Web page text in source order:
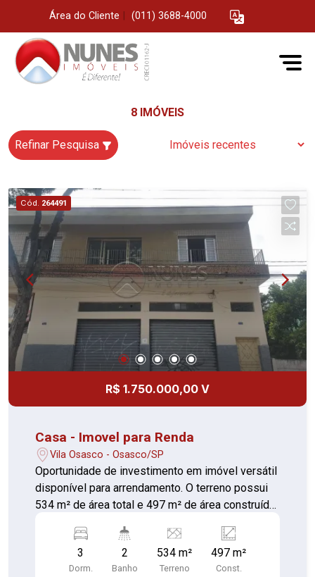
Área do Cliente (011) 3688-4000
8 IMÓVEIS
Refinar Pesquisa
Cód. 264491
R$ 1.750.000,00 V
Casa - Imovel para Renda
Vila Osasco - Osasco/SP
Oportunidade de investimento em imóvel versátil
disponível para arrendamento. O terreno possui
534 m² de área total e 497 m² de área construída,
sobrados independentes, cada um com 2
dormitórios, sala, cozinha, banheiro e sacada. Um
salão comercial frontal. Uma casa de fundos com
3
Dorm.
2
Banho
534 m²
Terreno
497 m²
Const.